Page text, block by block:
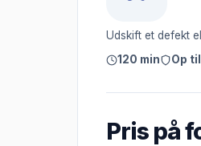
Udskift et defekt
120 min
Op
Pris på